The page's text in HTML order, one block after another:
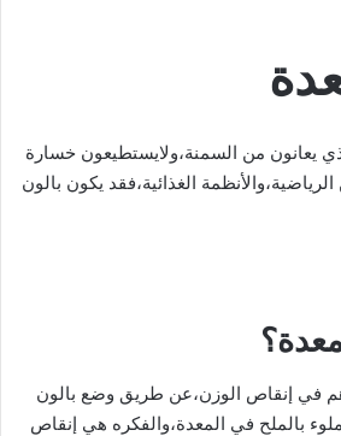
يعانون من السمنة،ولايستطيعون خسارة
الغذائية،فقد يكون بالون
في إنقاص الوزن،عن طريق وضع بالون
بالملح في المعدة،والفكره هي إنقاص